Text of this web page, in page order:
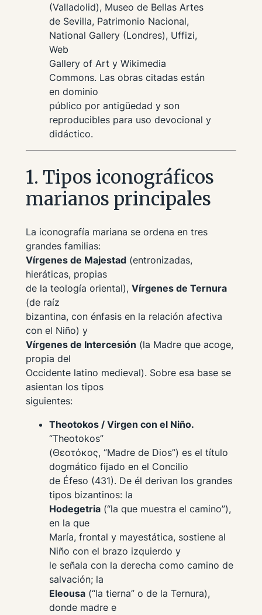
(Valladolid), Museo de Bellas Artes
de Sevilla, Patrimonio Nacional,
National Gallery (Londres), Uffizi,
Web
Gallery of Art y Wikimedia
Commons. Las obras citadas están
en dominio
público por antigüedad y son
reproducibles para uso devocional y
didáctico.
1. Tipos iconográficos
marianos principales
La iconografía mariana se ordena en tres
grandes familias:
Vírgenes de Majestad(entronizadas,
hieráticas, propias
de la teología oriental), Vírgenes de Ternura
(de raíz
bizantina, con énfasis en la relación afectiva
con el Niño) y
Vírgenes de Intercesión (la Madre que acoge,
propia del
Occidente latino medieval). Sobre esa base se
asientan los tipos
siguientes:
Theotokos / Virgen con el Niño.
“Theotokos”
(Θεοτόκος, “Madre de Dios”) es el título
dogmático fijado en el Concilio
de Éfeso (431). De él derivan los grandes
tipos bizantinos: la
Hodegetria(“la que muestra el camino”),
en la que
María, frontal y mayestática, sostiene al
Niño con el brazo izquierdo y
le señala con la derecha como camino de
salvación; la
Eleousa(“la tierna” o de la Ternura),
donde madre e